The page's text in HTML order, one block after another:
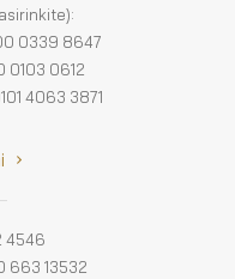
0339 8647
0103 0612
4063 3871
4546
663 13532